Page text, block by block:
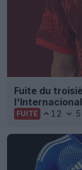
Fuite du
FUITE 12 5